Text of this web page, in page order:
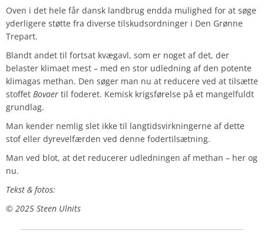
Oven i det hele får dansk landbrug endda mulighed for at søge
yderligere støtte fra diverse tilskudsordninger i Den Grønne
Trepart.
Blandt andet til fortsat kvægavl, som er noget af det, der
belaster klimaet mest – med en stor udledning af den potente
klimagas methan. Den søger man nu at reducere ved at tilsætte
stoffet Bovaer til foderet. Kemisk krigsførelse på et mangelfuldt
grundlag.
Man kender nemlig slet ikke til langtidsvirkningerne af dette
stof eller dyrevelfærden ved denne fodertilsætning.
Man ved blot, at det reducerer udledningen af methan – her og
nu.
Tekst & fotos:
©️ 2025 Steen Ulnits